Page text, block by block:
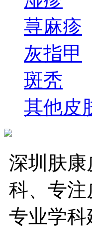
荨麻疹
灰指甲
斑秃
其他皮
深圳肤
科、专
专业学